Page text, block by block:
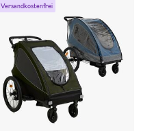
Versandkostenfrei